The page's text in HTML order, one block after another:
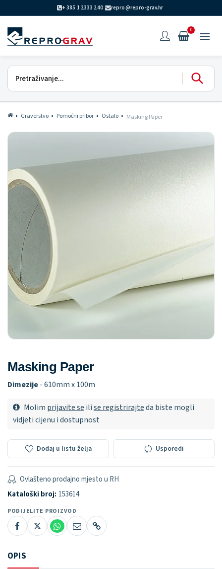
+ 385 1 2333 240 repro@repro-grav.hr
0
Graverstvo Pomoćni pribor Ostalo Masking Paper
Masking Paper
Dimezije- 610mm x 100m
Molim prijavite se ilise registrirajteda biste mogli
vidjeti cijenu i dostupnost
Dodaj u listu želja Usporedi
Ovlašteno prodajno mjesto u RH
Kataloški broj: 153614
PODIJELITE PROIZVOD
OPIS